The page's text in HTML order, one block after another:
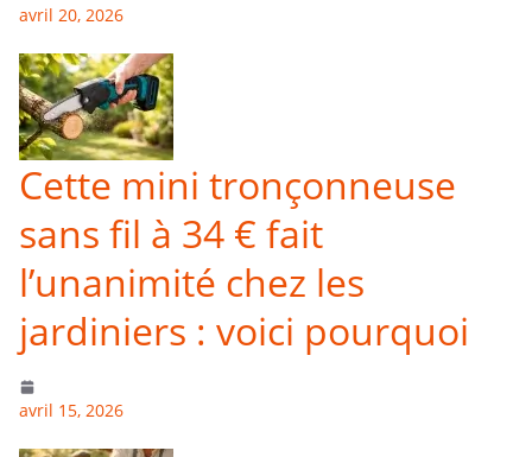
avril 20, 2026
Cette mini tronçonneuse
sans fil à 34 € fait
l’unanimité chez les
jardiniers : voici pourquoi
avril 15, 2026